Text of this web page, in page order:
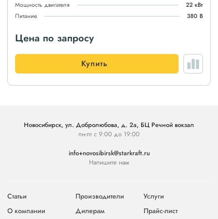
Мощность двигателя
22 кВт
Питание
380 В
Цена по запросу
Купить
Новосибирск, ул. Добролюбова, д. 2а, БЦ Речной вокзал
пн-пт с 9:00 до 19:00
info+novosibirsk@starkraft.ru
Напишите нам
Статьи Производители
Услуги
О компании
Дилерам Прайс-лист